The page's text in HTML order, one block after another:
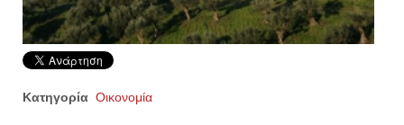
Κατηγορία Οικονομία